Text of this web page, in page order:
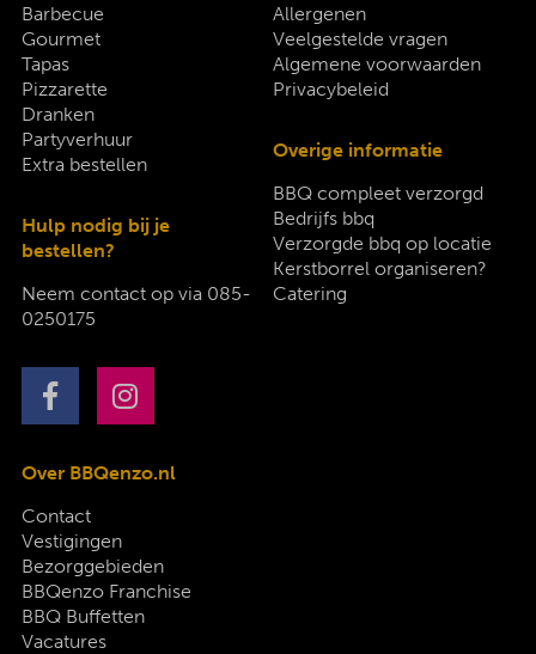
Barbecue
Gourmet
Tapas
Pizzarette
Dranken
Partyverhuur
Extra bestellen
Hulp nodig bij je
bestellen?
Neem contact op via 085-
0250175
Allergenen
Veelgestelde vragen
Algemene voorwaarden
Privacybeleid
Overige informatie
BBQ compleet verzorgd
Bedrijfs bbq
Verzorgde bbq op locatie
Kerstborrel organiseren?
Catering
Over BBQenzo.nl
Contact
Vestigingen
Bezorggebieden
BBQenzo Franchise
BBQ Buffetten
Vacatures